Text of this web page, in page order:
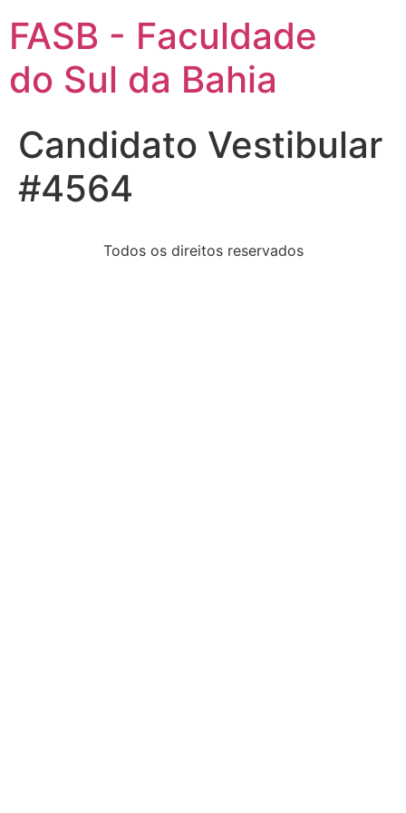
FASB - Faculdade
do Sul da Bahia
Candidato Vestibular
#4564
Todos os direitos reservados